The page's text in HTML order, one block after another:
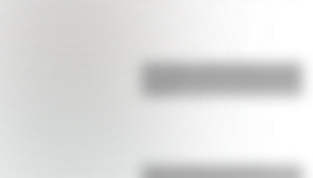
San Martín y Simón Bolívar: así fue
Duda resuelta: ¿es el Truco